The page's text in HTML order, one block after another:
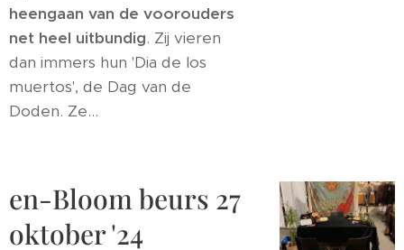
heengaan van de voorouders
net heel uitbundig. Zij vieren
dan immers hun 'Dia de los
muertos', de Dag van de
Doden. Ze...
en-Bloom beurs 27
oktober '24